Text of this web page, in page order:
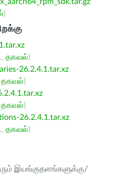
)
, தகவல்)
26.2.4.1.tar.xz
தகவல்)
தகவல்)
26.2.4.1.tar.xz
, தகவல்)
இயங்குதளங்களுக்கு/